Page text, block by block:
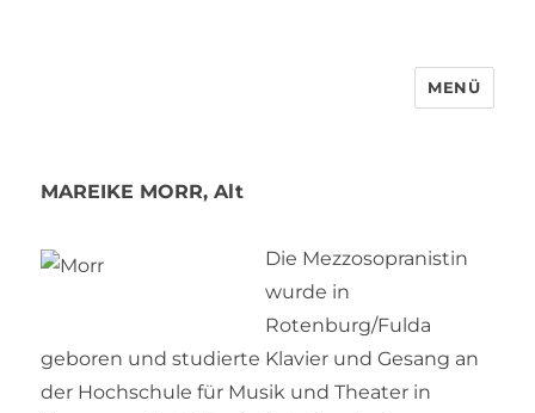
MENÜ
MAREIKE MORR, Alt
Die Mezzosopranistin
wurde in
Rotenburg/Fulda
geboren und studierte Klavier und Gesang an
der Hochschule für Musik und Theater in